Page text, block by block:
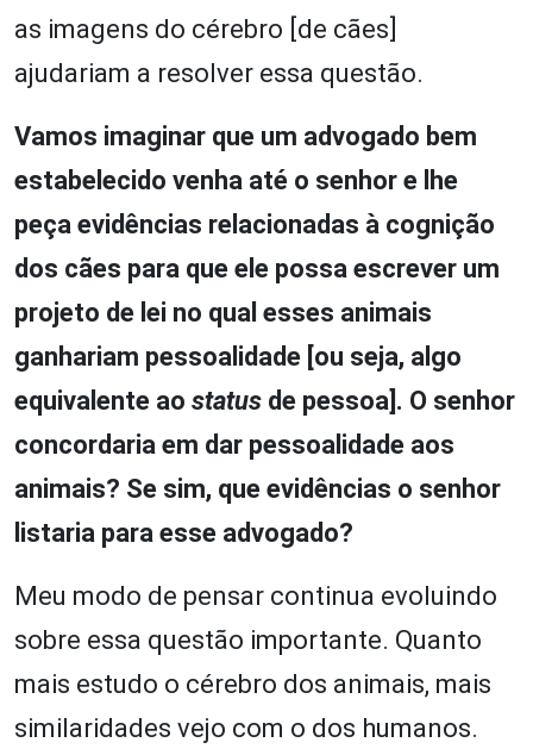
as imagens do cérebro [de cães]
ajudariam a resolver essa questão.
Vamos imaginar que um advogado bem
estabelecido venha até o senhor e lhe
peça evidências relacionadas à cognição
dos cães para que ele possa escrever um
projeto de lei no qual esses animais
ganhariam pessoalidade [ou seja, algo
equivalente ao status de pessoa]. O senhor
concordaria em dar pessoalidade aos
animais? Se sim, que evidências o senhor
listaria para esse advogado?
Meu modo de pensar continua evoluindo
sobre essa questão importante. Quanto
mais estudo o cérebro dos animais, mais
similaridades vejo com o dos humanos.